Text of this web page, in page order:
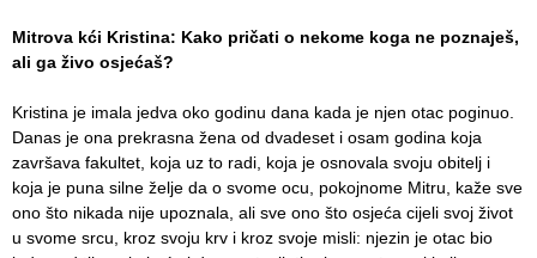
Mitrova kći Kristina: Kako pričati o nekome koga ne poznaješ,
ali ga živo osjećaš?
Kristina je imala jedva oko godinu dana kada je njen otac poginuo.
Danas je ona prekrasna žena od dvadeset i osam godina koja
završava fakultet, koja uz to radi, koja je osnovala svoju obitelj i
koja je puna silne želje da o svome ocu, pokojnome Mitru, kaže sve
ono što nikada nije upoznala, ali sve ono što osjeća cijeli svoj život
u svome srcu, kroz svoju krv i kroz svoje misli: njezin je otac bio